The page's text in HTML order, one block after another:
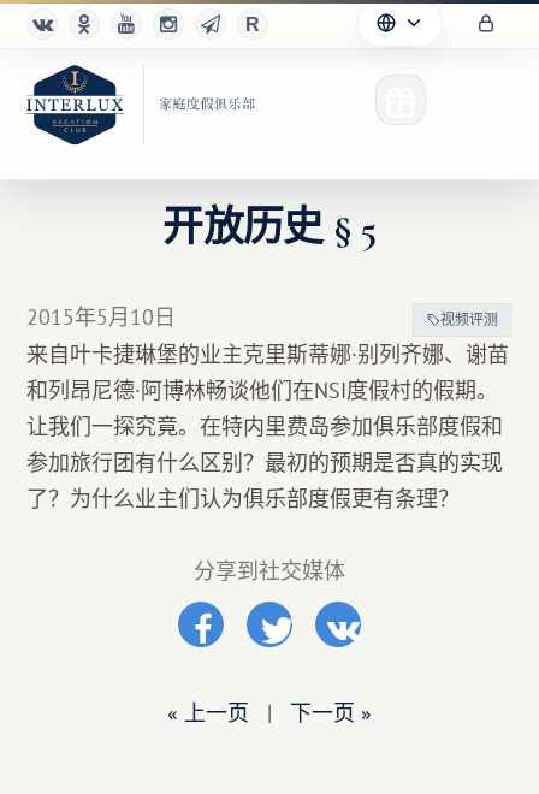
优点
合作伙伴
Благотворительность
开放历史 § 5
2015年5月10日 视频评测
来自叶卡捷琳堡的业主克里斯蒂娜·别列齐娜、谢苗
和列昂尼德·阿博林畅谈他们在NSI度假村的假期。
让我们一探究竟。在特内里费岛参加俱乐部度假和
参加旅行团有什么区别？最初的预期是否真的实现
了？为什么业主们认为俱乐部度假更有条理？
分享到社交媒体
« 上一页 | 下一页 »